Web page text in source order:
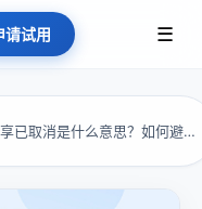
请试用 ☰
外链分享已取消是什么意思？如何避免企业文件共...